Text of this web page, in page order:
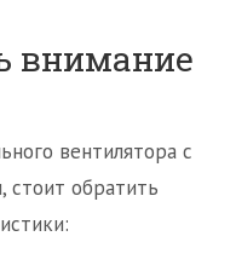
внимание
вентилятора с
стоит обратить